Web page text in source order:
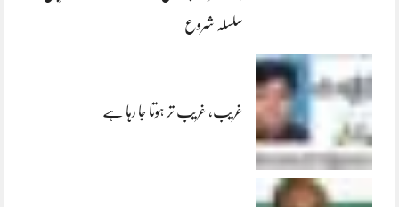
سلسلہ شروع
غریب، غریب تر ہوتا جا رہا ہے